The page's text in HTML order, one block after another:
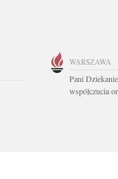
WARSZAWA
Pani
współczucia